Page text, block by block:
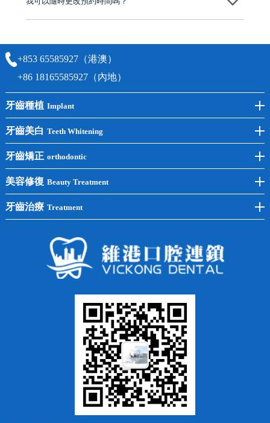
+853 65585927（港澳）
+86 18165585927（內地）
牙齒種植 Implant
前牙種植
後牙種植
單顆種植
半口種植
全口種植
牙齒美白 Teeth Whitening
冷光美白
洗牙
四環素牙
常見問題
牙齒矯正 orthodontic
牙齒矯正
兒童矯正
牙列不齊
美容修復 Beauty Treatment
全瓷牙
牙齒治療 Treatment